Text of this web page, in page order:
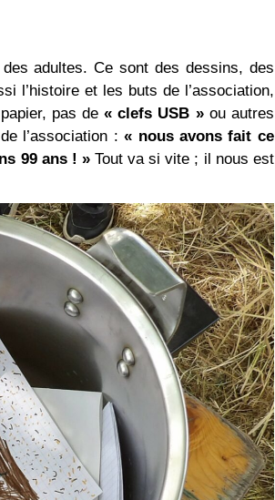
adultes. Ce sont des dessins, des
l’histoire et les buts de l’association,
pas de« clefs USB »ou autres
l’association :« nous avons fait ce
99 ans ! »Tout va si vite ; il nous est